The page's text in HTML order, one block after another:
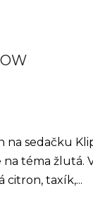
na sedačku
téma žlutá.
citron, taxík,...